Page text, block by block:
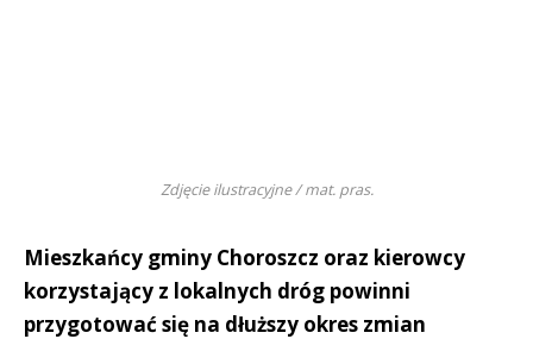
Zdjęcie ilustracyjne / mat. pras.
Mieszkańcy gminy Choroszcz oraz kierowcy
korzystający z lokalnych dróg powinni
przygotować się na dłuższy okres zmian